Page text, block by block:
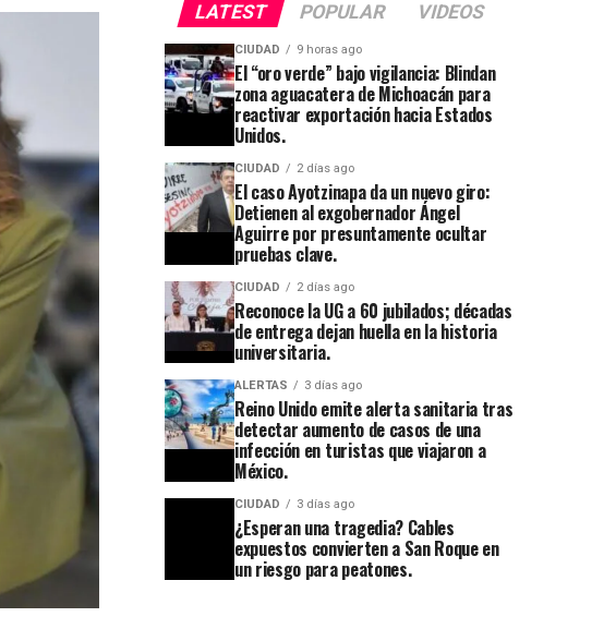
LATEST POPULAR VIDEOS
CIUDAD 9 horas ago
El “oro verde” bajo vigilancia: Blindan
zona aguacatera de Michoacán para
reactivar exportación hacia Estados
Unidos.
CIUDAD 2 días ago
El caso Ayotzinapa da un nuevo giro:
Detienen al exgobernador Ángel
Aguirre por presuntamente ocultar
pruebas clave.
CIUDAD 2 días ago
Reconoce la UG a 60 jubilados; décadas
de entrega dejan huella en la historia
universitaria.
ALERTAS 3 días ago
Reino Unido emite alerta sanitaria tras
detectar aumento de casos de una
infección en turistas que viajaron a
México.
CIUDAD 3 días ago
¿Esperan una tragedia? Cables
expuestos convierten a San Roque en
un riesgo para peatones.
Reconoce
la UG a
60
jubilados;
décadas
de
CIUDAD 2 semanas ago
se
apaga:
denuncian
abandono
en
Cuesta
China y
el
callejón